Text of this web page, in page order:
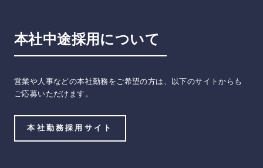
本社中途採用について
営業や人事などの本社勤務をご希望の方は、以下のサイトからも
ご応募いただけます。
本社勤務採用サイト